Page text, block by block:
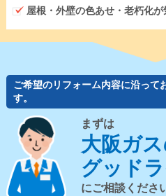
屋根・外壁の色あせ・老朽化が
ご希望のリフォーム内容に沿って
す。
まずは
大阪ガ
グッド
にご相談くださ